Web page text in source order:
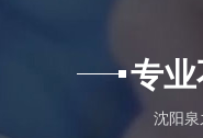
专
沈阳